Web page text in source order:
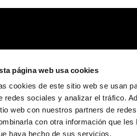
página web usa cookies
cookies de este sitio web se usan
redes sociales y analizar el tráfico.
web con nuestros partners de
con otra información que
haya hecho de sus servicios.
(España)